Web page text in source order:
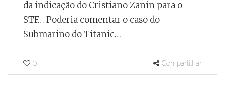
da indicação do Cristiano Zanin para o
STF… Poderia comentar o caso do
Submarino do Titanic…
0 Compartilhar